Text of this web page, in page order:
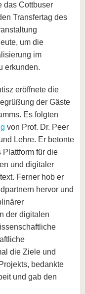
das Cottbuser
Transfertag des
um die
im
erkunden.
eröffnete die
der Gäste
Es folgten
von Prof. Dr. Peer
Lehre. Er betonte
für die
und digitaler
Ferner hob er
hervor und
der digitalen
die Ziele und
bedankte
und gab den